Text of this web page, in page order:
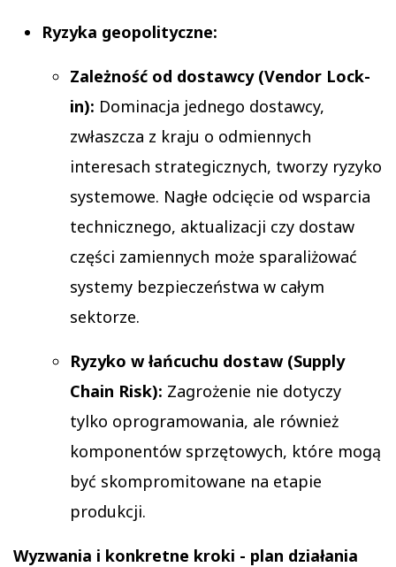
Ryzyka geopolityczne:
Zależność od dostawcy (Vendor Lock-
in): Dominacja jednego dostawcy,
zwłaszcza z kraju o odmiennych
interesach strategicznych, tworzy ryzyko
systemowe. Nagłe odcięcie od wsparcia
technicznego, aktualizacji czy dostaw
części zamiennych może sparaliżować
systemy bezpieczeństwa w całym
sektorze.
Ryzyko w łańcuchu dostaw (Supply
Chain Risk): Zagrożenie nie dotyczy
tylko oprogramowania, ale również
komponentów sprzętowych, które mogą
być skompromitowane na etapie
produkcji.
Wyzwania i konkretne kroki - plan działania